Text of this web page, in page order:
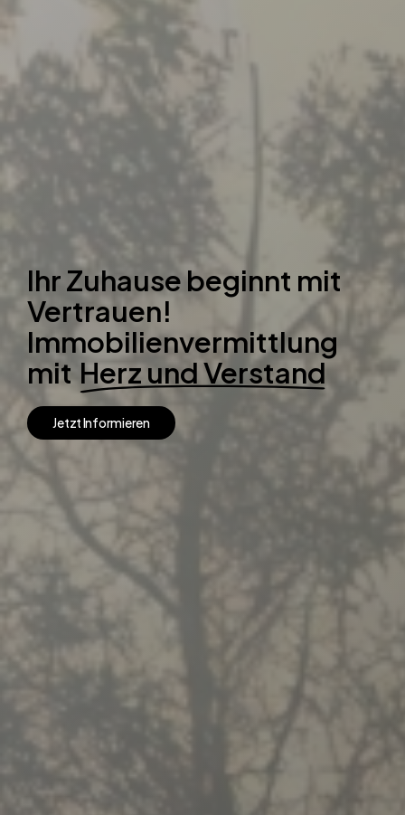
Ihr Zuhause beginnt mit
Vertrauen!
Immobilienvermittlung
mit Herz und Verstand
JetztInformieren